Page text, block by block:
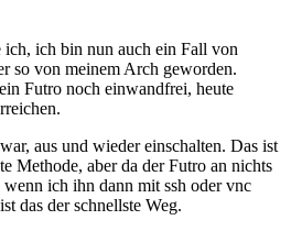
ich, ich bin nun auch ein Fall von
so von meinem Arch geworden.
Futro noch einwandfrei, heute
aus und wieder einschalten. Das ist
Methode, aber da der Futro an nichts
wenn ich ihn dann mit ssh oder vnc
das der schnellste Weg.